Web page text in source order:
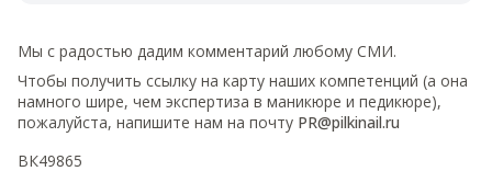
Мы с радостью дадим комментарий любому СМИ.
Чтобы получить ссылку на карту наших компетенций (а она
намного шире, чем экспертиза в маникюре и педикюре),
пожалуйста, напишите нам на почту PR@pilkinail.ru
ВК49865